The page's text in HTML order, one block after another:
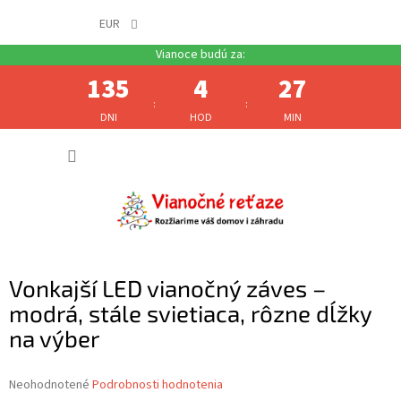
135
DNI
: 4
HOD
: 27
MIN
EUR
Vonkajší LED vianočný záves –
modrá, stále svietiaca, rôzne dĺžky
na výber
Priemerné
Neohodnotené Podrobnosti hodnotenia